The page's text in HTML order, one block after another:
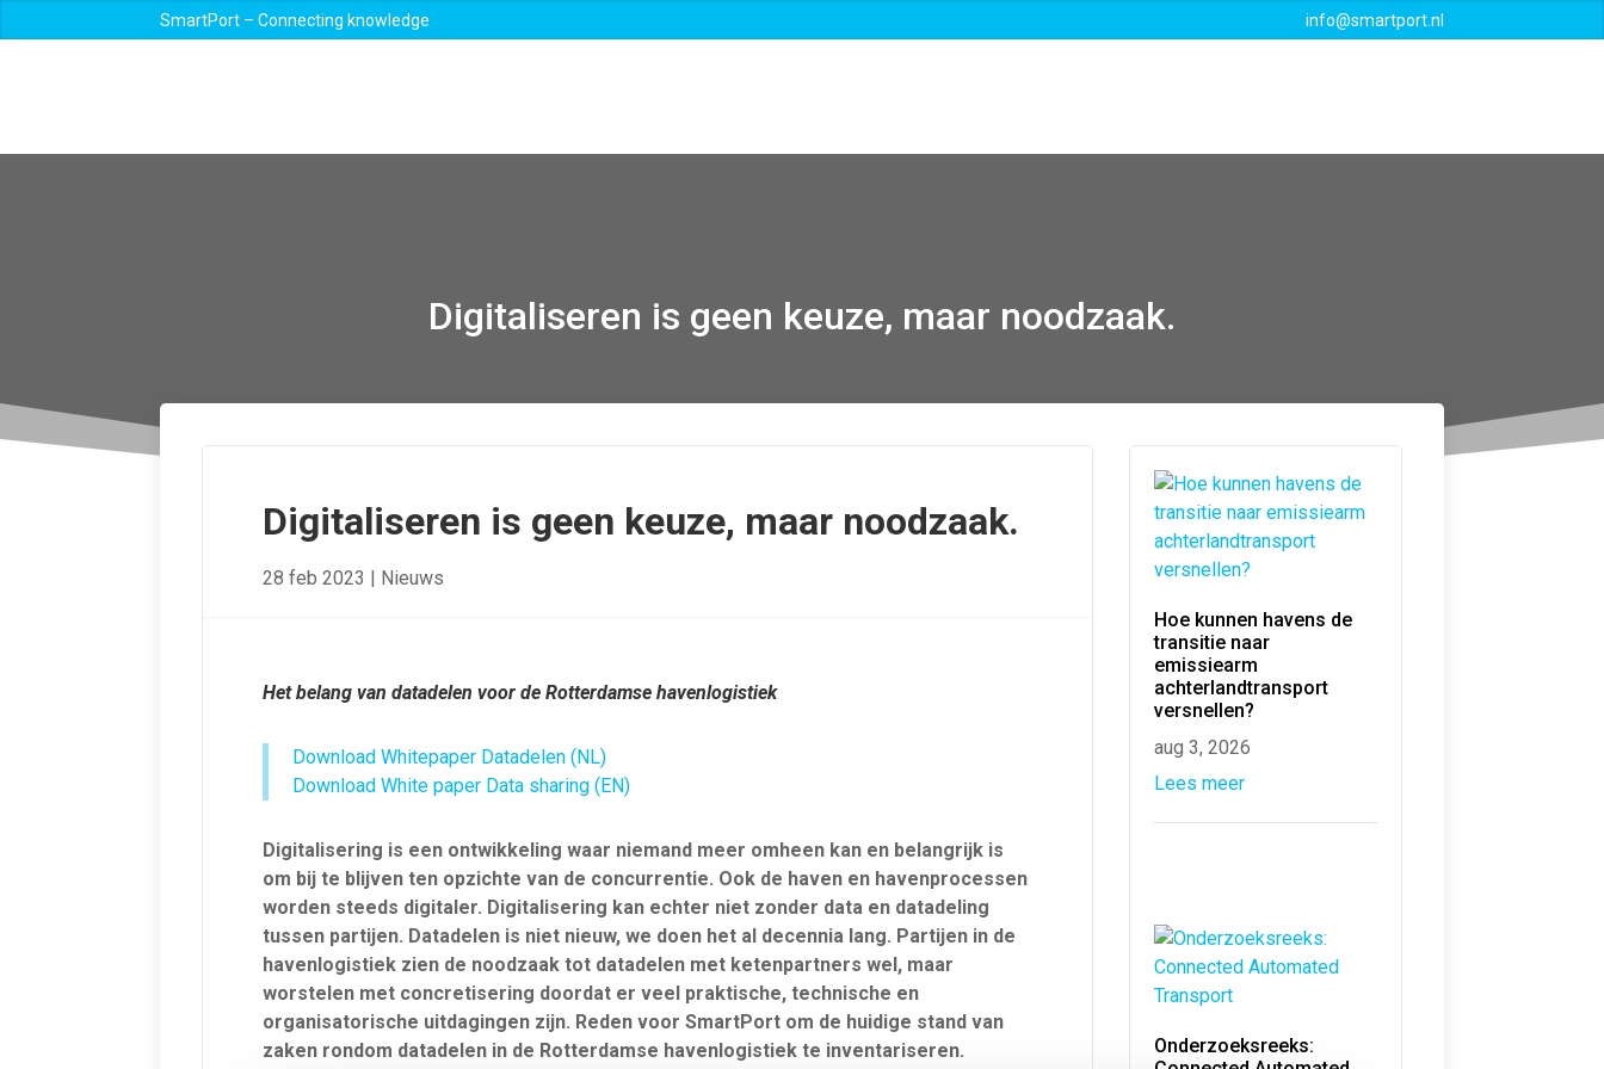
SmartPort – Connecting knowledge info@smartport.nl
Digitaliseren is geen keuze, maar noodzaak.
Digitaliseren is geen keuze, maar noodzaak.
28 feb 2023 | Nieuws
Het belang van datadelen voor de Rotterdamse havenlogistiek
Download Whitepaper Datadelen (NL)
Download White paper Data sharing (EN)
Digitalisering is een ontwikkeling waar niemand meer omheen kan en belangrijk is
om bij te blijven ten opzichte van de concurrentie. Ook de haven en havenprocessen
worden steeds digitaler. Digitalisering kan echter niet zonder data en datadeling
tussen partijen. Datadelen is niet nieuw, we doen het al decennia lang. Partijen in de
havenlogistiek zien de noodzaak tot datadelen met ketenpartners wel, maar
worstelen met concretisering doordat er veel praktische, technische en
organisatorische uitdagingen zijn. Reden voor SmartPort om de huidige stand van
zaken rondom datadelen in de Rotterdamse havenlogistiek te inventariseren.
Hoe kunnen havens de
transitie naar
emissiearm
achterlandtransport
versnellen?
aug 3, 2026
Lees meer
Onderzoeksreeks: